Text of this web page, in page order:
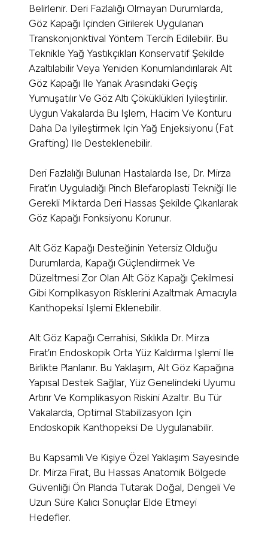
Belirlenir. Deri Fazlalığı Olmayan Durumlarda,
Göz Kapağı Içinden Girilerek Uygulanan
Transkonjonktival Yöntem Tercih Edilebilir. Bu
Teknikle Yağ Yastıkçıkları Konservatif Şekilde
Azaltılabilir Veya Yeniden Konumlandırılarak Alt
Göz Kapağı Ile Yanak Arasındaki Geçiş
Yumuşatılır Ve Göz Altı Çöküklükleri Iyileştirilir.
Uygun Vakalarda Bu Işlem, Hacim Ve Konturu
Daha Da Iyileştirmek Için Yağ Enjeksiyonu (fat
Grafting) Ile Desteklenebilir.
Deri Fazlalığı Bulunan Hastalarda Ise, Dr. Mirza
Fırat’ın Uyguladığı Pinch Blefaroplasti Tekniği Ile
Gerekli Miktarda Deri Hassas Şekilde Çıkarılarak
Göz Kapağı Fonksiyonu Korunur.
Alt Göz Kapağı Desteğinin Yetersiz Olduğu
Durumlarda, Kapağı Güçlendirmek Ve
Düzeltmesi Zor Olan Alt Göz Kapağı Çekilmesi
Gibi Komplikasyon Risklerini Azaltmak Amacıyla
Kanthopeksi Işlemi Eklenebilir.
Alt Göz Kapağı Cerrahisi, Sıklıkla Dr. Mirza
Fırat’ın Endoskopik Orta Yüz Kaldırma Işlemi Ile
Birlikte Planlanır. Bu Yaklaşım, Alt Göz Kapağına
Yapısal Destek Sağlar, Yüz Genelindeki Uyumu
Artırır Ve Komplikasyon Riskini Azaltır. Bu Tür
Vakalarda, Optimal Stabilizasyon Için
Endoskopik Kanthopeksi De Uygulanabilir.
Bu Kapsamlı Ve Kişiye Özel Yaklaşım Sayesinde
Dr. Mirza Fırat, Bu Hassas Anatomik Bölgede
Güvenliği Ön Planda Tutarak Doğal, Dengeli Ve
Uzun Süre Kalıcı Sonuçlar Elde Etmeyi
Hedefler.